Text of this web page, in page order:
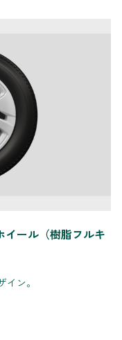
イール（樹脂フルキ
ン。